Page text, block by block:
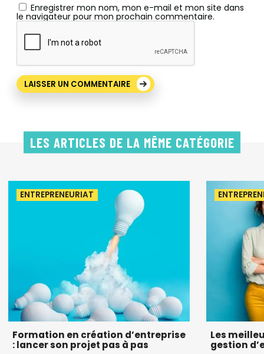
Enregistrer mon nom, mon e-mail et mon site dans
le navigateur pour mon prochain commentaire.
LES ARTICLES DE LA MÊME CATÉGORIE
ENTREPRENEURIAT
Formation en création d’entreprise
: lancer son projet pas à pas
Les
gestion